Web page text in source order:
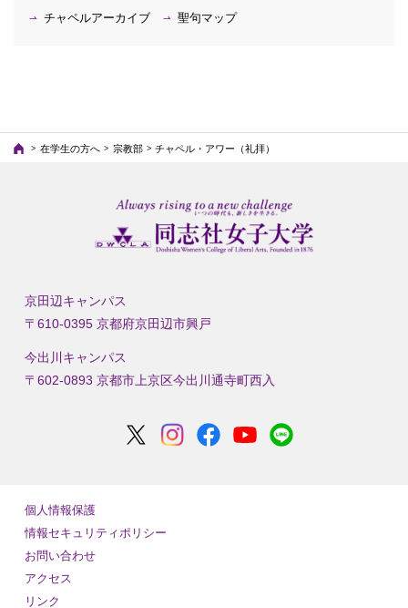
チャペルアーカイブ 聖句マップ
在学生の方へ 宗教部 チャペル・アワー（礼拝）
京田辺キャンパス
〒610-0395 京都府京田辺市興戸
今出川キャンパス
〒602-0893 京都市上京区今出川通寺町西入
個人情報保護
情報セキュリティポリシー
お問い合わせ
アクセス
リンク